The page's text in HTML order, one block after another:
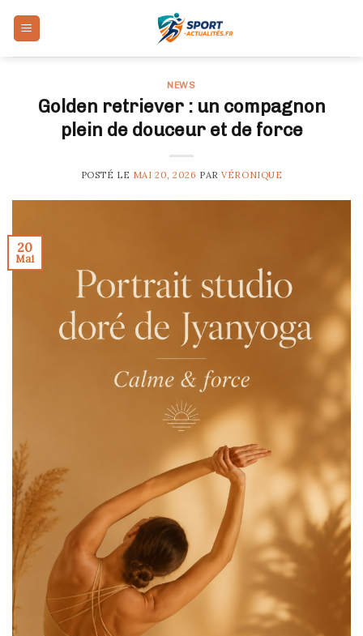
NEWS
Golden retriever : un compagnon
plein de douceur et de force
POSTÉ LE MAI 20, 2026 PARVÉRONIQUE
20
Mai